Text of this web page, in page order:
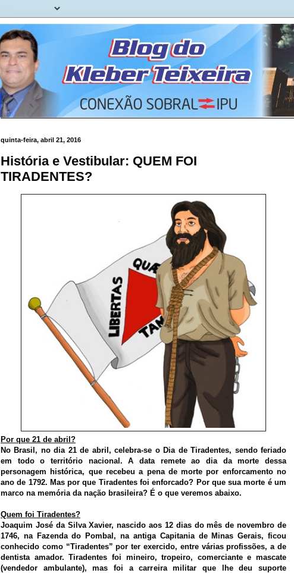
quinta-feira, abril 21, 2016
História e Vestibular: QUEM FOI
TIRADENTES?
Por que 21 de abril?
No Brasil, no dia 21 de abril, celebra-se o Dia de Tiradentes, sendo feriado
em todo o território nacional. A data remete ao dia da morte dessa
personagem histórica, que recebeu a pena de morte por enforcamento no
ano de 1792. Mas por que Tiradentes foi enforcado? Por que sua morte é um
marco na memória da nação brasileira? É o que veremos abaixo.
Quem foi Tiradentes?
Joaquim José da Silva Xavier, nascido aos 12 dias do mês de novembro de
1746, na Fazenda do Pombal, na antiga Capitania de Minas Gerais, ficou
conhecido como “Tiradentes” por ter exercido, entre várias profissões, a de
dentista amador. Tiradentes foi mineiro, tropeiro, comerciante e mascate
(vendedor ambulante), mas foi a carreira militar que lhe deu suporte